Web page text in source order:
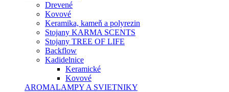
Drevené
Kovové
Keramika, kameň a polyrezin
Stojany KARMA SCENTS
Stojany TREE OF LIFE
Backflow
Kadidelnice
Keramické
Kovové
AROMALAMPY A SVIETNIKY